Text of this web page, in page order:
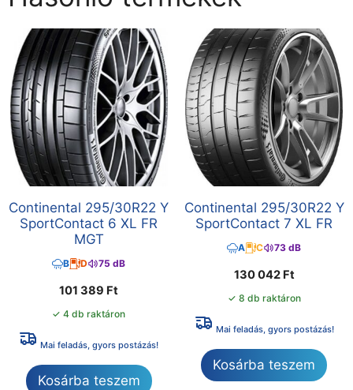
Continental 295/30R22 Y
SportContact 6 XL FR
MGT
B D 75 dB
101 389 Ft
✓ 4 db raktáron
Mai feladás, gyors postázás!
Kosárba teszem
Continental 295/30R22 Y
SportContact 7 XL FR
A C 73 dB
130 042 Ft
✓ 8 db raktáron
Mai feladás, gyors postázás!
Kosárba teszem